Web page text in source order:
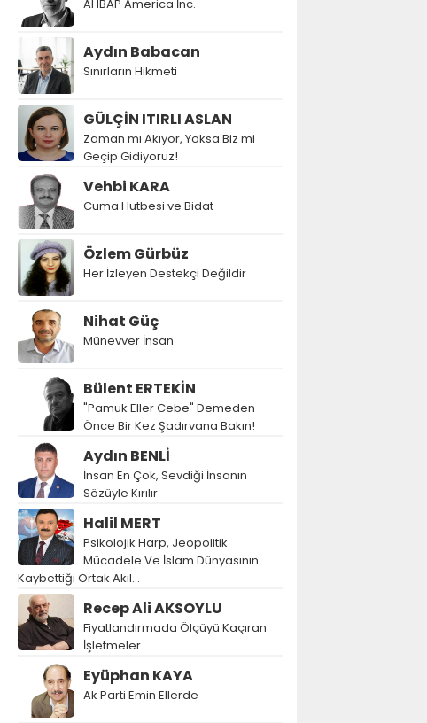
AHBAP America İnc.
Aydın Babacan
Sınırların Hikmeti
GÜLÇİN ITIRLI ASLAN
Zaman mı Akıyor, Yoksa Biz mi
Geçip Gidiyoruz!
Vehbi KARA
Cuma Hutbesi ve Bidat
Özlem Gürbüz
Her İzleyen Destekçi Değildir
Nihat Güç
Münevver İnsan
Bülent ERTEKİN
"Pamuk Eller Cebe" Demeden
Önce Bir Kez Şadırvana Bakın!
Aydın BENLİ
İnsan En Çok, Sevdiği İnsanın
Sözüyle Kırılır
Halil MERT
Psikolojik Harp, Jeopolitik
Mücadele Ve İslam Dünyasının
Kaybettiği Ortak Akıl…
Recep Ali AKSOYLU
Fiyatlandırmada Ölçüyü Kaçıran
İşletmeler
Eyüphan KAYA
Ak Parti Emin Ellerde